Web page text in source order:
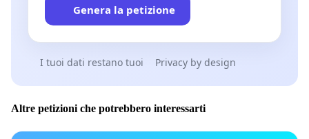
Genera la petizione
I tuoi dati restano tuoi Privacy by design
Altre petizioni che potrebbero interessarti